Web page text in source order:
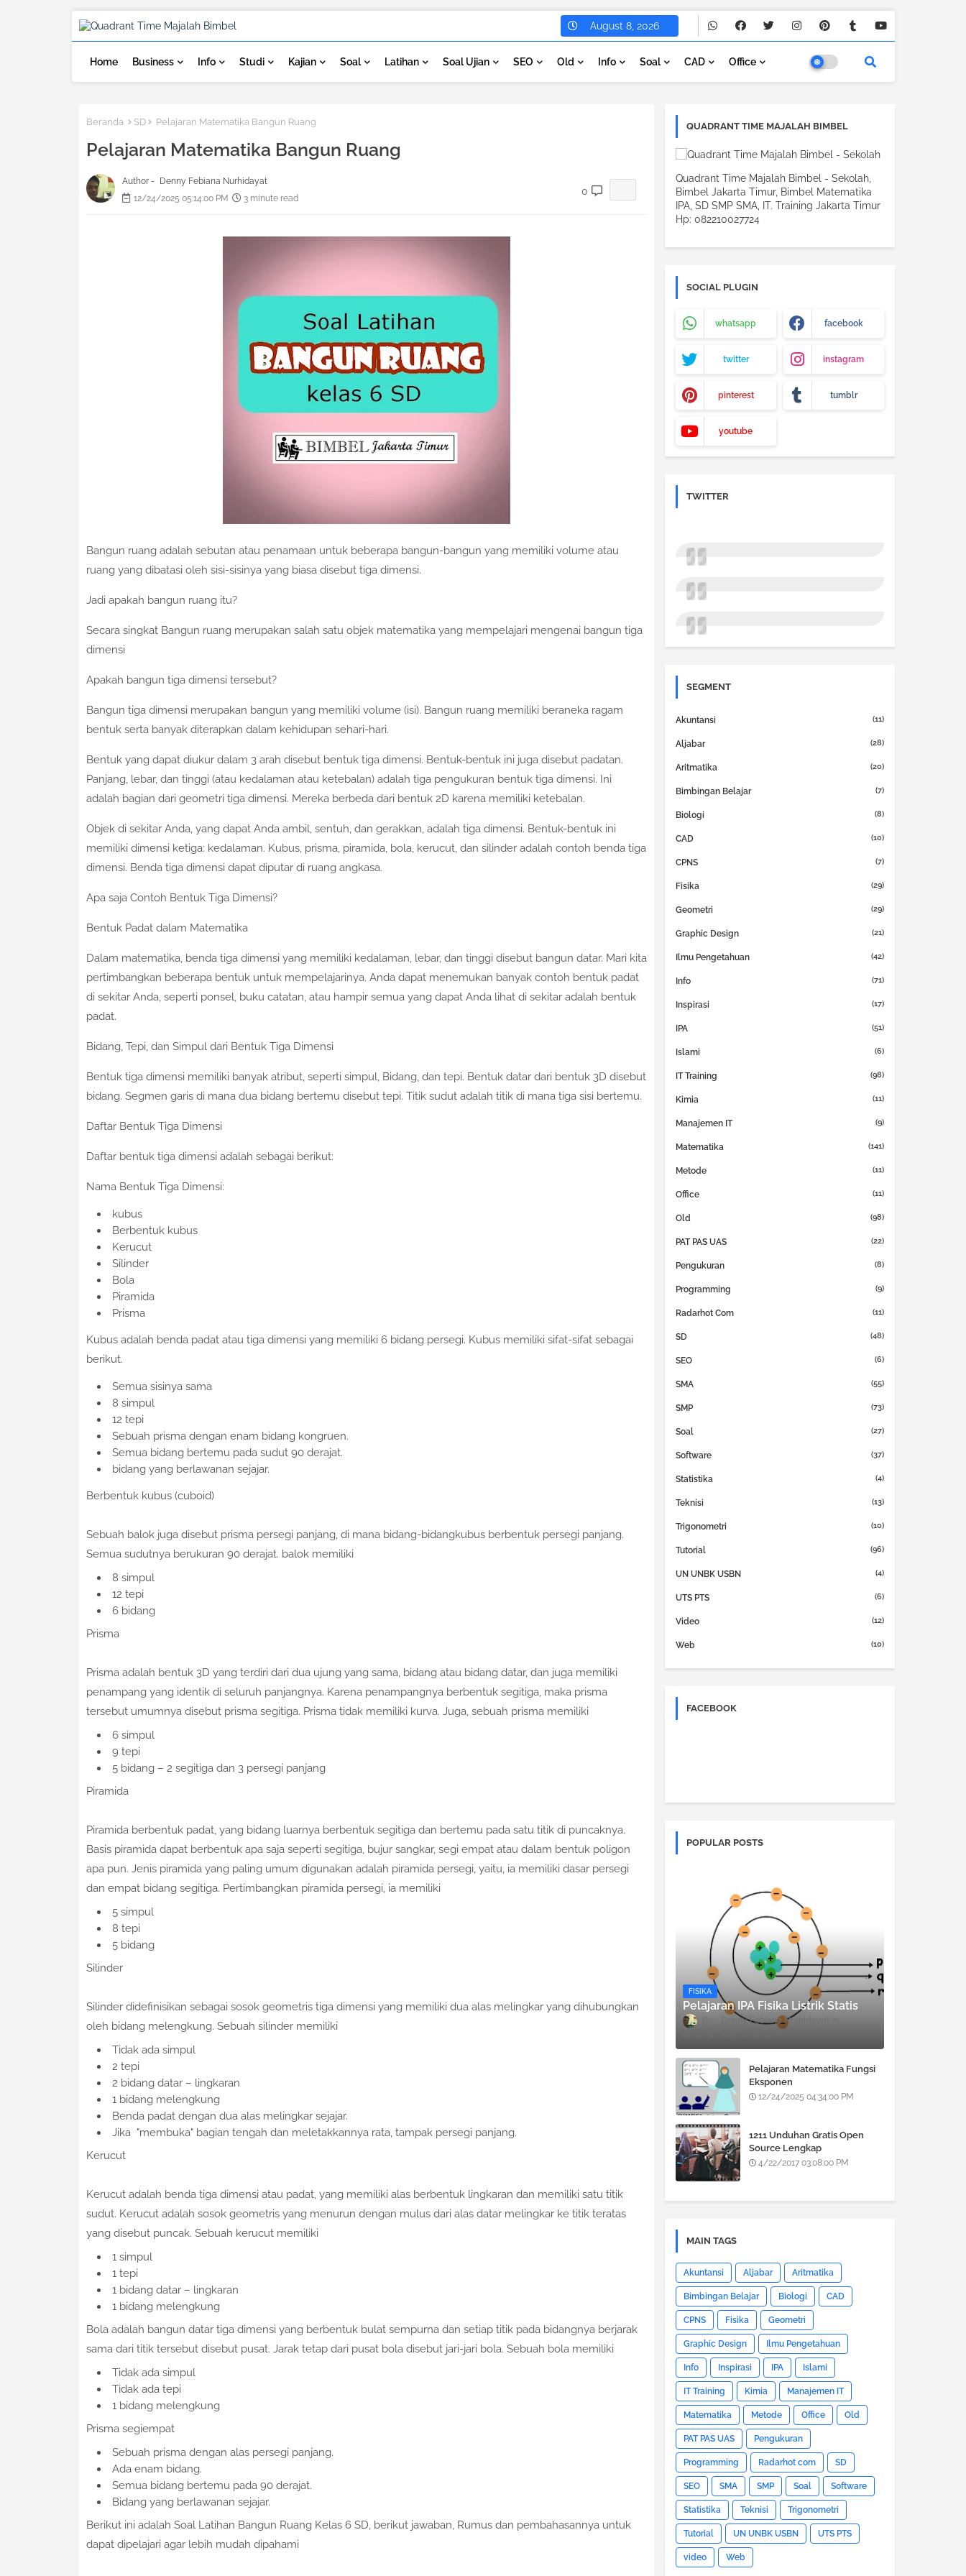
August 8, 2026
Home Business Info Studi Kajian Soal Latihan Soal Ujian SEO Old Info Soal CAD Office
Beranda SD Pelajaran Matematika Bangun Ruang
Pelajaran Matematika Bangun Ruang
Author -
Denny Febiana Nurhidayat
12/24/2025 05:14:00 PM
3 minute read
0
Bangun ruang adalah sebutan atau penamaan untuk beberapa bangun-bangun yang memiliki volume atau
ruang yang dibatasi oleh sisi-sisinya yang biasa disebut tiga dimensi.
Jadi apakah bangun ruang itu?
Secara singkat Bangun ruang merupakan salah satu objek matematika yang mempelajari mengenai bangun tiga
dimensi
Apakah bangun tiga dimensi tersebut?
Bangun tiga dimensi merupakan bangun yang memiliki volume (isi). Bangun ruang memiliki beraneka ragam
bentuk serta banyak diterapkan dalam kehidupan sehari-hari.
Bentuk yang dapat diukur dalam 3 arah disebut bentuk tiga dimensi. Bentuk-bentuk ini juga disebut padatan.
Panjang, lebar, dan tinggi (atau kedalaman atau ketebalan) adalah tiga pengukuran bentuk tiga dimensi. Ini
adalah bagian dari geometri tiga dimensi. Mereka berbeda dari bentuk 2D karena memiliki ketebalan.
Objek di sekitar Anda, yang dapat Anda ambil, sentuh, dan gerakkan, adalah tiga dimensi. Bentuk-bentuk ini
memiliki dimensi ketiga: kedalaman. Kubus, prisma, piramida, bola, kerucut, dan silinder adalah contoh benda tiga
dimensi. Benda tiga dimensi dapat diputar di ruang angkasa.
Apa saja Contoh Bentuk Tiga Dimensi?
Bentuk Padat dalam Matematika
Dalam matematika, benda tiga dimensi yang memiliki kedalaman, lebar, dan tinggi disebut bangun datar. Mari kita
pertimbangkan beberapa bentuk untuk mempelajarinya. Anda dapat menemukan banyak contoh bentuk padat
di sekitar Anda, seperti ponsel, buku catatan, atau hampir semua yang dapat Anda lihat di sekitar adalah bentuk
padat.
Bidang, Tepi, dan Simpul dari Bentuk Tiga Dimensi
Bentuk tiga dimensi memiliki banyak atribut, seperti simpul, Bidang, dan tepi. Bentuk datar dari bentuk 3D disebut
bidang. Segmen garis di mana dua bidang bertemu disebut tepi. Titik sudut adalah titik di mana tiga sisi bertemu.
Daftar Bentuk Tiga Dimensi
Daftar bentuk tiga dimensi adalah sebagai berikut:
Nama Bentuk Tiga Dimensi:
kubus
Berbentuk kubus
Kerucut
Silinder
Bola
Piramida
Prisma
Kubus adalah benda padat atau tiga dimensi yang memiliki 6 bidang persegi. Kubus memiliki sifat-sifat sebagai
berikut.
Semua sisinya sama
8 simpul
12 tepi
Sebuah prisma dengan enam bidang kongruen.
Semua bidang bertemu pada sudut 90 derajat.
bidang yang berlawanan sejajar.
Berbentuk kubus (cuboid)
Sebuah balok juga disebut prisma persegi panjang, di mana bidang-bidangkubus berbentuk persegi panjang.
Semua sudutnya berukuran 90 derajat. balok memiliki
8 simpul
12 tepi
6 bidang
Prisma
Prisma adalah bentuk 3D yang terdiri dari dua ujung yang sama, bidang atau bidang datar, dan juga memiliki
penampang yang identik di seluruh panjangnya. Karena penampangnya berbentuk segitiga, maka prisma
tersebut umumnya disebut prisma segitiga. Prisma tidak memiliki kurva. Juga, sebuah prisma memiliki
6 simpul
9 tepi
5 bidang – 2 segitiga dan 3 persegi panjang
Piramida
Piramida berbentuk padat, yang bidang luarnya berbentuk segitiga dan bertemu pada satu titik di puncaknya.
Basis piramida dapat berbentuk apa saja seperti segitiga, bujur sangkar, segi empat atau dalam bentuk poligon
apa pun. Jenis piramida yang paling umum digunakan adalah piramida persegi, yaitu, ia memiliki dasar persegi
dan empat bidang segitiga. Pertimbangkan piramida persegi, ia memiliki
5 simpul
8 tepi
5 bidang
Silinder
Silinder didefinisikan sebagai sosok geometris tiga dimensi yang memiliki dua alas melingkar yang dihubungkan
oleh bidang melengkung. Sebuah silinder memiliki
Tidak ada simpul
2 tepi
2 bidang datar – lingkaran
1 bidang melengkung
Benda padat dengan dua alas melingkar sejajar.
Jika "membuka" bagian tengah dan meletakkannya rata, tampak persegi panjang.
Kerucut
Kerucut adalah benda tiga dimensi atau padat, yang memiliki alas berbentuk lingkaran dan memiliki satu titik
sudut. Kerucut adalah sosok geometris yang menurun dengan mulus dari alas datar melingkar ke titik teratas
yang disebut puncak. Sebuah kerucut memiliki
1 simpul
1 tepi
1 bidang datar – lingkaran
1 bidang melengkung
Bola adalah bangun datar tiga dimensi yang berbentuk bulat sempurna dan setiap titik pada bidangnya berjarak
sama dari titik tersebut disebut pusat. Jarak tetap dari pusat bola disebut jari-jari bola. Sebuah bola memiliki
Tidak ada simpul
Tidak ada tepi
1 bidang melengkung
Prisma segiempat
Sebuah prisma dengan alas persegi panjang.
Ada enam bidang.
Semua bidang bertemu pada 90 derajat.
Bidang yang berlawanan sejajar.
Berikut ini adalah Soal Latihan Bangun Ruang Kelas 6 SD, berikut jawaban, Rumus dan pembahasannya untuk
dapat dipelajari agar lebih mudah dipahami
QUADRANT TIME MAJALAH BIMBEL
Quadrant Time Majalah Bimbel - Sekolah,
Bimbel Jakarta Timur, Bimbel Matematika
IPA, SD SMP SMA, IT. Training Jakarta Timur
Hp: 082210027724
SOCIAL PLUGIN
whatsapp facebook
twitter instagram
pinterest tumblr
youtube
TWITTER
SEGMENT
Akuntansi (11)
Aljabar (28)
Aritmatika (20)
Bimbingan Belajar (7)
Biologi (8)
CAD (10)
CPNS (7)
Fisika (29)
Geometri (29)
Graphic Design (21)
Ilmu Pengetahuan (42)
Info (71)
Inspirasi (17)
IPA (51)
Islami (6)
IT Training (98)
Kimia (11)
Manajemen IT (9)
Matematika (141)
Metode (11)
Office (11)
Old (98)
PAT PAS UAS (22)
Pengukuran (8)
Programming (9)
Radarhot Com (11)
SD (48)
SEO (6)
SMA (55)
SMP (73)
Soal (27)
Software (37)
Statistika (4)
Teknisi (13)
Trigonometri (10)
Tutorial (96)
UN UNBK USBN (4)
UTS PTS (6)
Video (12)
Web (10)
FACEBOOK
POPULAR POSTS
FISIKA
Pelajaran IPA Fisika Listrik Statis
Denny Febiana Nurhidayat
Pelajaran Matematika Fungsi
Eksponen
12/24/2025 04:34:00 PM
1211 Unduhan Gratis Open
Source Lengkap
4/22/2017 03:08:00 PM
MAIN TAGS
Akuntansi Aljabar Aritmatika
Bimbingan Belajar Biologi CAD
CPNS Fisika Geometri
Graphic Design Ilmu Pengetahuan
Info Inspirasi IPA Islami
IT Training Kimia Manajemen IT
Matematika Metode Office Old
PAT PAS UAS Pengukuran
Programming Radarhot com SD
SEO SMA SMP Soal Software
Statistika Teknisi Trigonometri
Tutorial UN UNBK USBN UTS PTS
video Web